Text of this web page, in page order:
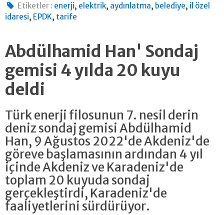
Etiketler : enerji, elektrik, aydınlatma, belediye, il özel
idaresi, EPDK, tarife
Abdülhamid Han' Sondaj
gemisi 4 yılda 20 kuyu
deldi
Türk enerji filosunun 7. nesil derin
deniz sondaj gemisi Abdülhamid
Han, 9 Ağustos 2022'de Akdeniz'de
göreve başlamasının ardından 4 yıl
içinde Akdeniz ve Karadeniz'de
toplam 20 kuyuda sondaj
gerçekleştirdi, Karadeniz'de
faaliyetlerini sürdürüyor.